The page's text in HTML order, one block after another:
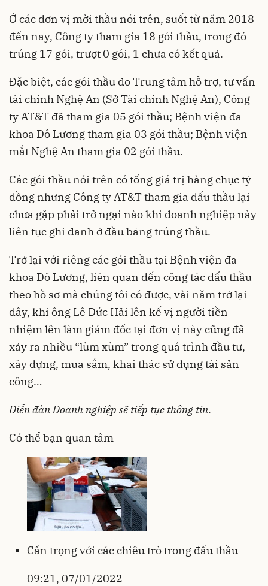
Ở các đơn vị mời thầu nói trên, suốt từ năm 2018
đến nay, Công ty tham gia 18 gói thầu, trong đó
trúng 17 gói, trượt 0 gói, 1 chưa có kết quả.
Đặc biệt, các gói thầu do Trung tâm hỗ trợ, tư vấn
tài chính Nghệ An (Sở Tài chính Nghệ An), Công
ty AT&T đã tham gia 05 gói thầu; Bệnh viện đa
khoa Đô Lương tham gia 03 gói thầu; Bệnh viện
mắt Nghệ An tham gia 02 gói thầu.
Các gói thầu nói trên có tổng giá trị hàng chục tỷ
đồng nhưng Công ty AT&T tham gia đấu thầu lại
chưa gặp phải trở ngại nào khi doanh nghiệp này
liên tục ghi danh ở đầu bảng trúng thầu.
Trở lại với riêng các gói thầu tại Bệnh viện đa
khoa Đô Lương, liên quan đến công tác đấu thầu
theo hồ sơ mà chúng tôi có được, vài năm trở lại
đây, khi ông Lê Đức Hải lên kế vị người tiền
nhiệm lên làm giám đốc tại đơn vị này cũng đã
xảy ra nhiều “lùm xùm” trong quá trình đầu tư,
xây dựng, mua sắm, khai thác sử dụng tài sản
công…
Diễn đàn Doanh nghiệp sẽ tiếp tục thông tin.
Có thể bạn quan tâm
Cẩn trọng với các chiêu trò trong đấu thầu
09:21, 07/01/2022